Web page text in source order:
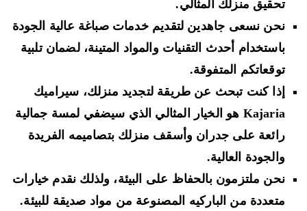
تحقيق منزلك المثالي.
نحن نسعى جاهدين لتقديم خدمات صباغة عالية الجودة
باستخدام أحدث التقنيات والمواد المتينة، لضمان تلبية
توقعاتكم المتفوقة.
إذا كنت تبحث عن طريقة لتجديد منزلك، سيراميك
Kajaria هو الخيار المثالي الذي سيضفي لمسة جمالية
رائعة على جدران وأسقف منزلك بتصاميمه الفريدة
والجودة العالية.
نحن ملتزمون بالحفاظ على البيئة، ولذلك نقدم خيارات
متعددة من الباركيه المصنوعة من مواد صديقة للبيئة.